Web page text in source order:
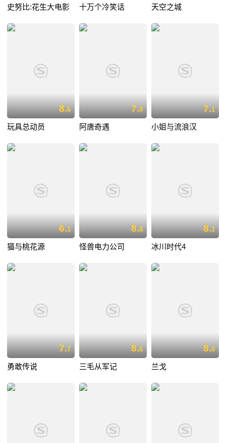
史努比:花生大电影 十万个冷笑话 天空之城
8.6
玩具总动员
7.0
阿唐奇遇
7.1
小姐与流浪汉
6.1
猫与桃花源
8.8
怪兽电力公司
8.1
冰川时代4
7.7
勇敢传说
8.6
三毛从军记
8.0
兰戈